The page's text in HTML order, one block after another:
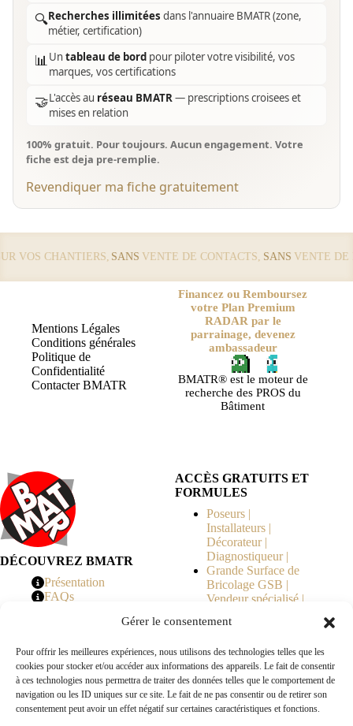
Gérer le consentement
Pour offrir les meilleures expériences, nous utilisons des technologies telles que les
cookies pour stocker et/ou accéder aux informations des appareils. Le fait de consentir
à ces technologies nous permettra de traiter des données telles que le comportement de
navigation ou les ID uniques sur ce site. Le fait de ne pas consentir ou de retirer son
consentement peut avoir un effet négatif sur certaines caractéristiques et fonctions.
🔍Recherches illimitées dans l'annuaire BMATR (zone,
métier, certification)
📊Untableau de bord pour piloter votre visibilité, vos
marques, vos certifications
🤝L'accès au réseau BMATR— prescriptions croisees et
mises en relation
100% gratuit. Pour toujours. Aucun engagement. Votre
fiche est deja pre-remplie.
Revendiquer ma fiche gratuitement
VOS CHANTIERS, SANSVENTE DE CONTACTS,SANSVENTE DE
Mentions Légales
Conditions générales
Politique de
Confidentialité
Contacter BMATR
Financez ou Remboursez
votre Plan Premium
RADAR par le
parrainage, devenez
ambassadeur
BMATR® est le moteur de
recherche des PROS du
Bâtiment
DÉCOUVREZ BMATR
Présentation
FAQs
ACCÈS GRATUITS ET
FORMULES
Poseurs |
Installateurs |
Décorateur |
Diagnostiqueur |
Grande Surface de
Bricolage GSB |
Vendeur spécialisé |
Copropriété | MOE |
en Travaux |
Fabricants | Marque |
© 2026 BMATR® — Tous droits réservés.